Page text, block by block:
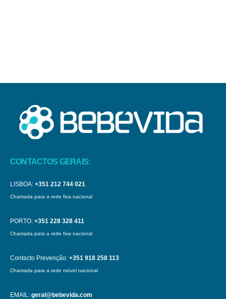
CONTACTOS GERAIS:
LISBOA: +351 212 744 021
Chamada para a rede fixa nacional
PORTO: +351 228 328 411
Chamada para a rede fixa nacional
Contacto Prevenção: +351 918 258 113
Chamada para a rede móvel nacional
EMAIL: geral@bebevida.com